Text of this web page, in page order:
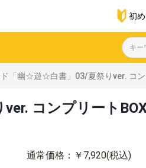
初
「幽☆遊☆白書」03/夏祭りver. コ
コンプリート
通常価格：￥7,920(税込)